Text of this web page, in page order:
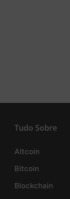
Tudo Sobre
Altcoin
Bitcoin
Blockchain